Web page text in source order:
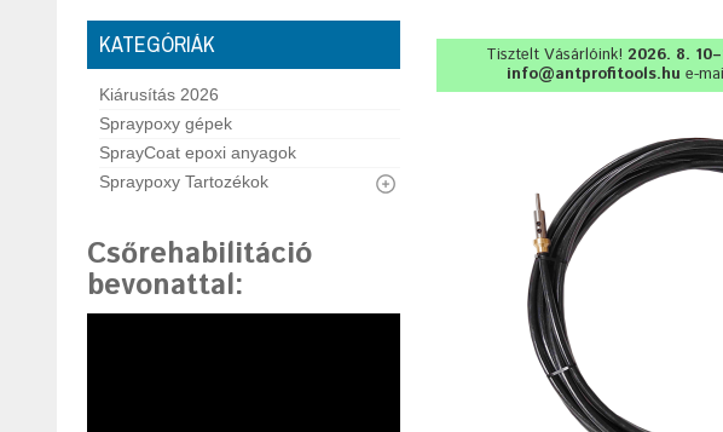
KATEGÓRIÁK
Kiárusítás 2026
Spraypoxy gépek
SprayCoat epoxi anyagok
Spraypoxy Tartozékok
Csőrehabilitáció
bevonattal:
Tisztelt Vásárlóink!2026. 8.
info@antprofitools.hu e-